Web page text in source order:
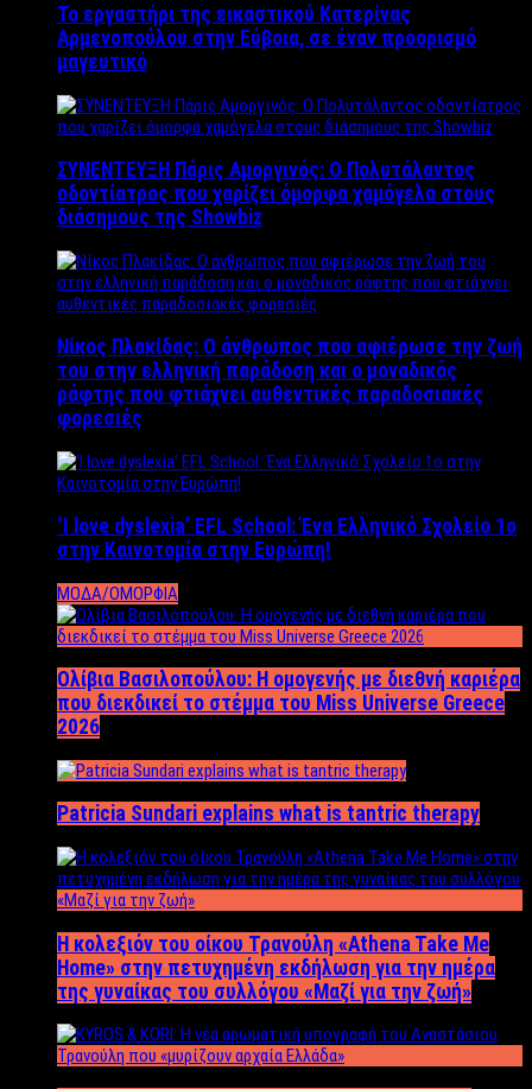
Το εργαστήρι της εικαστικού Κατερίνας
Αρμενοπούλου στην Εύβοια, σε έναν προορισμό
μαγευτικό
ΣΥΝΕΝΤΕΥΞΗ Πάρις Αμοργινός: O Πολυτάλαντος
οδοντίατρος που χαρίζει όμορφα χαμόγελα στους
διάσημους της Showbiz
Νίκος Πλακίδας: O άνθρωπος που αφιέρωσε την ζωή
του στην ελληνική παράδοση και ο μοναδικός
ράφτης που φτιάχνει αυθεντικές παραδοσιακές
φορεσιές
‘Ι love dyslexia’ EFL School: Ένα Ελληνικό Σχολείo 1ο
στην Καινοτομία στην Ευρώπη!
ΜΟΔΑ/ΟΜΟΡΦΙΑ
Ολίβια Βασιλοπούλου: Η ομογενής με διεθνή καριέρα
που διεκδικεί το στέμμα του Miss Universe Greece
2026
Patricia Sundari explains what is tantric therapy
Η κολεξιόν του οίκου Τρανούλη «Athena Take Me
Home» στην πετυχημένη εκδήλωση για την ημέρα
της γυναίκας του συλλόγου «Μαζί για την ζωή»